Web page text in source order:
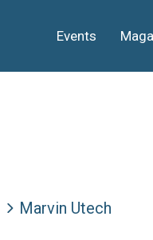
Events
Marvin Utech